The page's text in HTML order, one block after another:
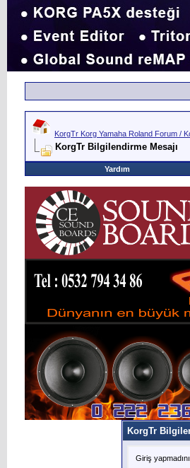
KorgTr Korg Yamaha Roland Forum /
KorgTr Bilgilendirme Mesajı
Yardım
KorgTr
Giriş